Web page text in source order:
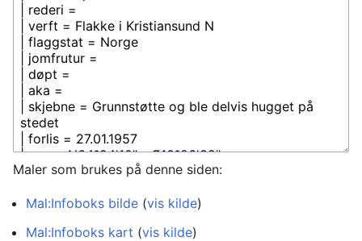
Maler som brukes på denne siden:
Mal:Infoboks bilde (vis kilde)
Mal:Infoboks kart (vis kilde)